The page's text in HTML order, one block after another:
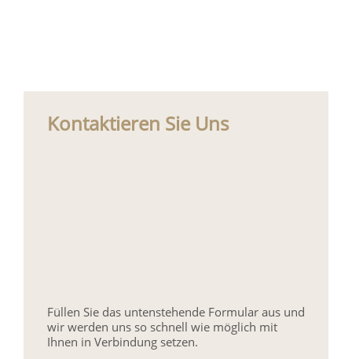
Kontaktieren Sie Uns
Füllen Sie das untenstehende Formular aus und
wir werden uns so schnell wie möglich mit
Ihnen in Verbindung setzen.